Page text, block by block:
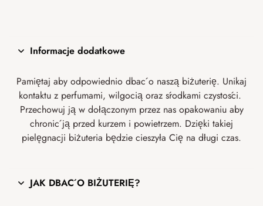
Informacje dodatkowe
Pamiętaj aby odpowiednio dbać o naszą biżuterię. Unikaj
kontaktu z perfumami, wilgocią oraz środkami czystości.
Przechowuj ją w dołączonym przez nas opakowaniu aby
chronić ją przed kurzem i powietrzem. Dzięki takiej
pielęgnacji biżuteria będzie cieszyła Cię na długi czas.
JAK DBAĆ O BIŻUTERIĘ?